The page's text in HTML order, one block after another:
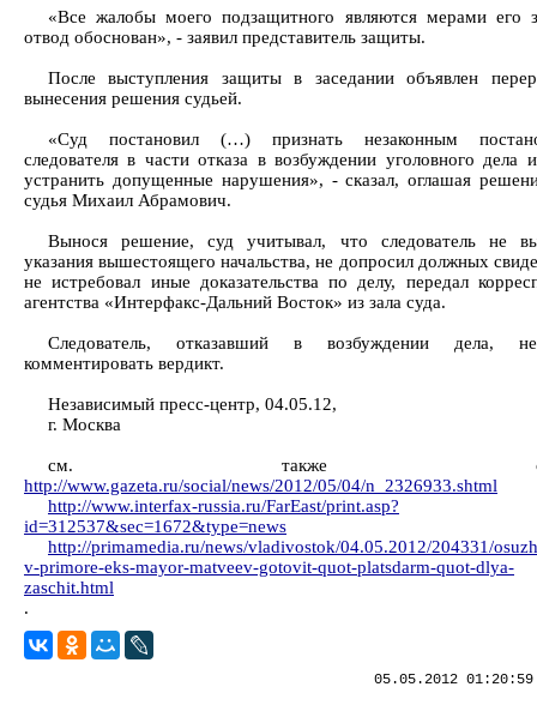
«Все жалобы моего подзащитного являются мерами его
отвод обоснован», - заявил представитель защиты.
После выступления защиты в заседании объявлен
вынесения решения судьей.
«Суд постановил (…) признать незаконным
следователя в части отказа в возбуждении уголовного дела
устранить допущенные нарушения», - сказал, оглашая
судья Михаил Абрамович.
Вынося решение, суд учитывал, что следователь не
указания вышестоящего начальства, не допросил должных
не истребовал иные доказательства по делу, передал
агентства «Интерфакс-Дальний Восток» из зала суда.
Следователь, отказавший в возбуждении дела,
комментировать вердикт.
Независимый пресс-центр, 04.05.12,
г. Москва
см. также
http://www.gazeta.ru/social/news/2012/05/04/n_2326933.shtml
http://www.interfax-russia.ru/FarEast/print.asp?
id=312537&sec=1672&type=news
http://primamedia.ru/news/vladivostok/04.05.2012/204331/
v-primore-eks-mayor-matveev-gotovit-quot-platsdarm-quot-dlya-
zaschit.html
.
05.05.2012 01:20:59